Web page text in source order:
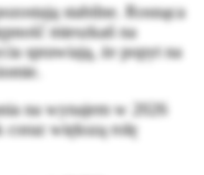
stabilne. Rosnąca
mieszkań na
sprawiają, że popyt na
na wynajem w 2026
coraz większą rolę